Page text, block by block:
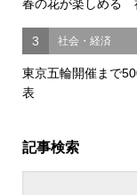
春の花が楽しめる
3 社会・経済
東京五輪開催まで
表
記事検索